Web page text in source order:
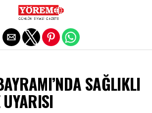
SAĞLIKLI
UYARISI
Exit mobile version